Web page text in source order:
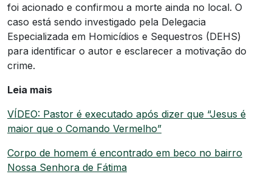
foi acionado e confirmou a morte ainda no local. O
caso está sendo investigado pela Delegacia
Especializada em Homicídios e Sequestros (DEHS)
para identificar o autor e esclarecer a motivação do
crime.
Leia mais
VÍDEO: Pastor é executado após dizer que “Jesus é
maior que o Comando Vermelho”
Corpo de homem é encontrado em beco no bairro
Nossa Senhora de Fátima